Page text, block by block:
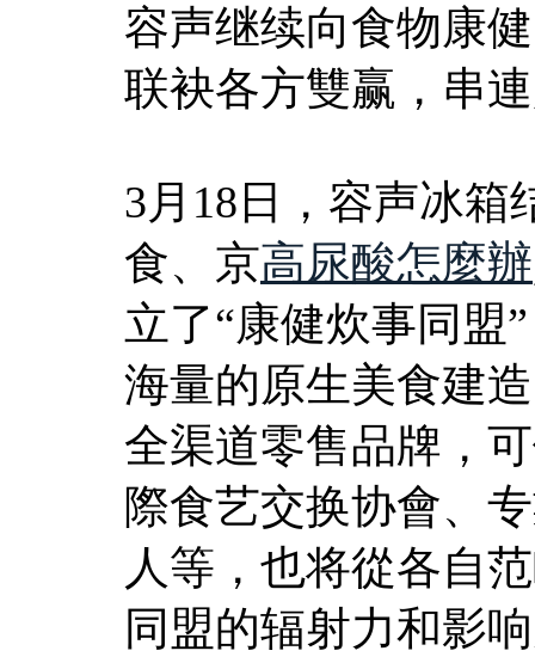
容声继续向食物康
联袂各方雙赢，串
3月18日，容声冰箱
食、京高尿酸怎麼辦
立了“康健炊事同盟
海量的原生美食建
全渠道零售品牌，
際食艺交换协會、
人等，也将從各自
同盟的辐射力和影